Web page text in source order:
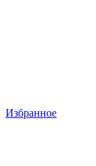
Избранное